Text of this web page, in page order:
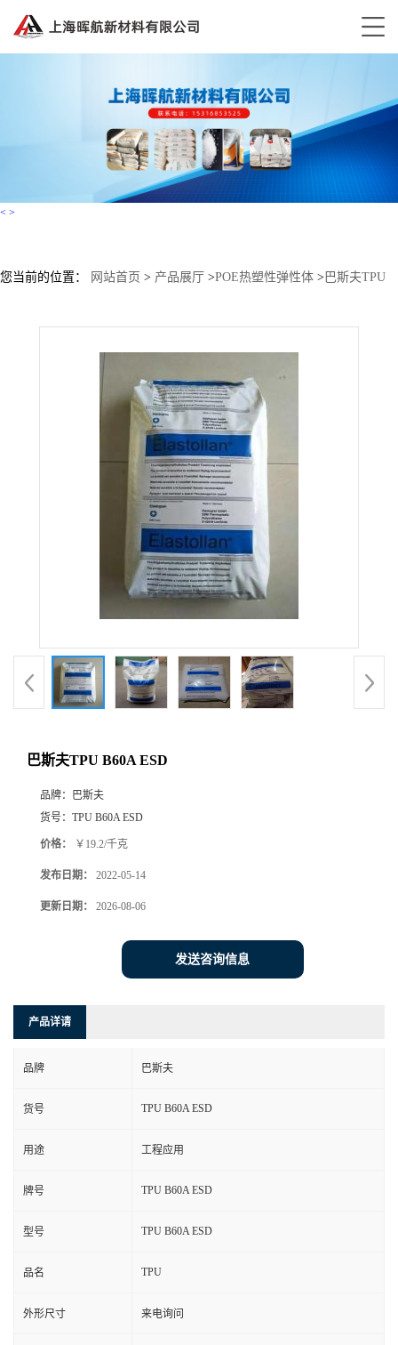
< >
您当前的位置： 网站首页 > 产品展厅 >POE热塑性弹性体 > 巴斯夫TPU
巴斯夫TPU B60A ESD
品牌：
巴斯夫
货号： TPU B60A ESD
价格： ￥19.2/千克
发布日期： 2022-05-14
更新日期： 2026-08-06
发送咨询信息
产品详请
品牌 巴斯夫
货号 TPU B60A ESD
用途 工程应用
牌号 TPU B60A ESD
型号 TPU B60A ESD
品名 TPU
外形尺寸 来电询问